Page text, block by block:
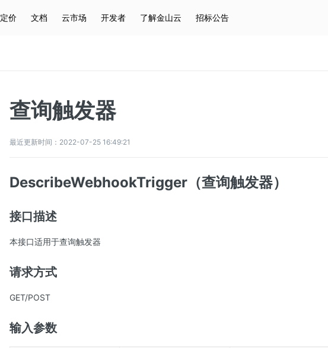
定价 文档 云市场 开发者 了解金山云 招标公告
查询触发器
最近更新时间：2022-07-25 16:49:21
DescribeWebhookTrigger（查询触发器）
接口描述
本接口适用于查询触发器
请求方式
GET/POST
输入参数